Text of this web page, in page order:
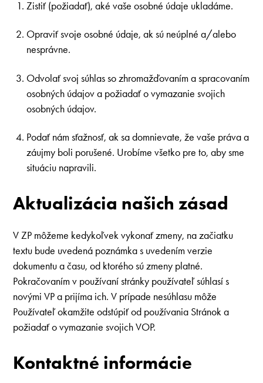
Zistiť (požiadať), aké vaše osobné údaje ukladáme.
Opraviť svoje osobné údaje, ak sú neúplné a/alebo
nesprávne.
Odvolať svoj súhlas so zhromažďovaním a spracovaním
osobných údajov a požiadať o vymazanie svojich
osobných údajov.
Podať nám sťažnosť, ak sa domnievate, že vaše práva a
záujmy boli porušené. Urobíme všetko pre to, aby sme
situáciu napravili.
Aktualizácia našich zásad
V ZP môžeme kedykoľvek vykonať zmeny, na začiatku
textu bude uvedená poznámka s uvedením verzie
dokumentu a času, od ktorého sú zmeny platné.
Pokračovaním v používaní stránky používateľ súhlasí s
novými VP a prijíma ich. V prípade nesúhlasu môže
Používateľ okamžite odstúpiť od používania Stránok a
požiadať o vymazanie svojich VOP.
Kontaktné informácie